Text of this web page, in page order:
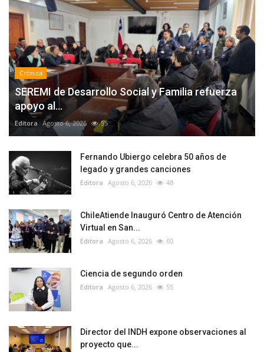
Crónica
SEREMI de Desarrollo Social y Familia refuerza
apoyo al...
Editora Agosto 6, 2026 55
Fernando Ubiergo celebra 50 años de
legado y grandes canciones
Editora Agosto 6, 2026 48
ChileAtiende Inauguró Centro de Atención
Virtual en San...
Editora Agosto 6, 2026 60
Ciencia de segundo orden
Editora Agosto 6, 2026 55
Director del INDH expone observaciones al
proyecto que...